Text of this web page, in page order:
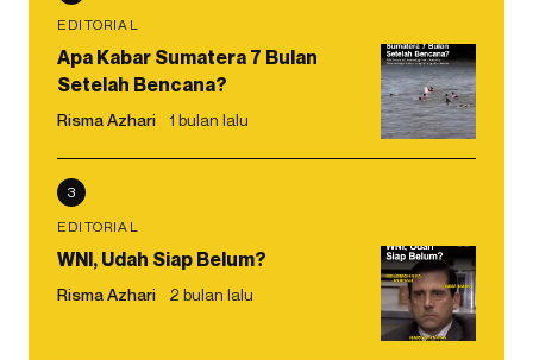
EDITORIAL
Apa Kabar Sumatera 7 Bulan
Setelah Bencana?
Risma Azhari 1 bulan lalu
3
EDITORIAL
WNI, Udah Siap Belum?
Risma Azhari 2 bulan lalu